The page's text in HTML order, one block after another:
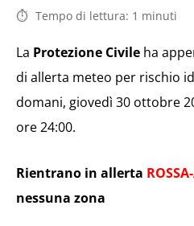
Tempo di lettura: 1 minuti
La Protezione Civile ha
di allerta meteo per rischio
domani, giovedì 30 ottobre
ore 24:00.
Rientrano in allerta
nessuna zona